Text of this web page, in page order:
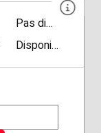
Pas disponible
Disponible